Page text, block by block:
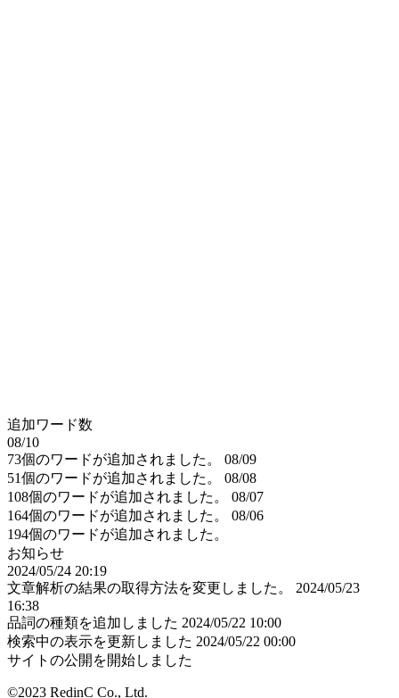
追加ワード数
08/10
73個のワードが追加されました。
08/09
51個のワードが追加されました。
08/08
108個のワードが追加されました。
08/07
164個のワードが追加されました。
08/06
194個のワードが追加されました。
お知らせ
2024/05/24 20:19
文章解析の結果の取得方法を変更しました。
2024/05/23
16:38
品詞の種類を追加しました 2024/05/22 10:00
検索中の表示を更新しました 2024/05/22 00:00
サイトの公開を開始しました
©2023 RedinC Co., Ltd.